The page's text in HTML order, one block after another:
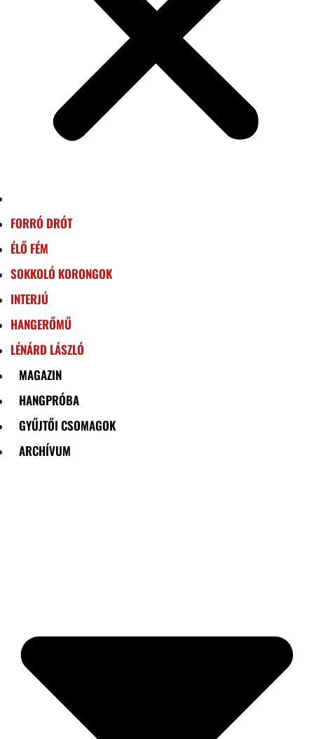
FORRÓ DRÓT
ÉLŐ FÉM
SOKKOLÓ KORONGOK
INTERJÚ
HANGERŐMŰ
LÉNÁRD LÁSZLÓ
MAGAZIN
HANGPRÓBA
GYŰJTŐI CSOMAGOK
ARCHÍVUM